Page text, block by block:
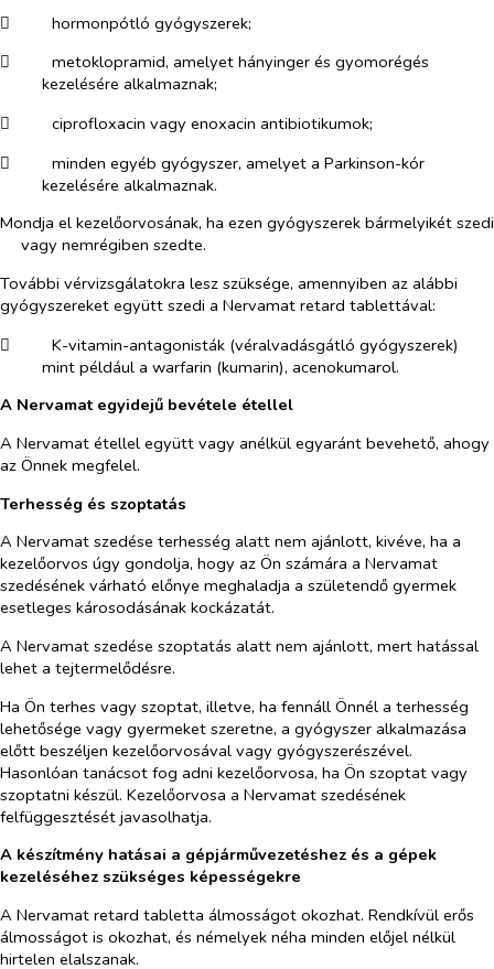
​
hormonpótló gyógyszerek;
​
metoklopramid, amelyet hányinger és gyomorégés
kezelésére alkalmaznak;
​
ciprofloxacin vagy enoxacin antibiotikumok;
​
minden egyéb gyógyszer, amelyet a Parkinson-kór
kezelésére alkalmaznak.
Mondja el kezelőorvosának, ha ezen gyógyszerek bármelyikét szedi
vagy nemrégiben szedte.
További vérvizsgálatokra lesz szüksége, amennyiben az alábbi
gyógyszereket együtt szedi a Nervamat retard tablettával:
​
K-vitamin-antagonisták (véralvadásgátló gyógyszerek)
mint például a warfarin (kumarin), acenokumarol.
A Nervamat egyidejű bevétele étellel
A Nervamat étellel együtt vagy anélkül egyaránt bevehető, ahogy
az Önnek megfelel.
Terhesség és szoptatás
A Nervamat szedése terhesség alatt nem ajánlott, kivéve, ha a
kezelőorvos úgy gondolja, hogy az Ön számára a Nervamat
szedésének várható előnye meghaladja a születendő gyermek
esetleges károsodásának kockázatát.
A Nervamat szedése szoptatás alatt nem ajánlott, mert hatással
lehet a tejtermelődésre.
Ha Ön terhes vagy szoptat, illetve, ha fennáll Önnél a terhesség
lehetősége vagy gyermeket szeretne, a gyógyszer alkalmazása
előtt beszéljen kezelőorvosával vagy gyógyszerészével.
Hasonlóan tanácsot fog adni kezelőorvosa, ha Ön szoptat vagy
szoptatni készül. Kezelőorvosa a Nervamat szedésének
felfüggesztését javasolhatja.
A készítmény hatásai a gépjárművezetéshez és a gépek
kezeléséhez szükséges képességekre
A Nervamat retard tabletta álmosságot okozhat. Rendkívül erős
álmosságot is okozhat, és némelyek néha minden előjel nélkül
hirtelen elalszanak.